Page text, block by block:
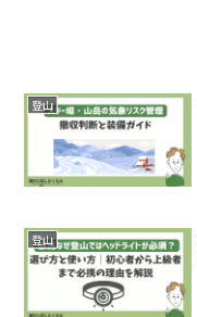
登山
登山